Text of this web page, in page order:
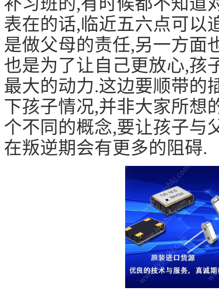
表在的话,临近五六点可以
是做父母的责任,另一方面
也是为了让自己更放心,孩
最大的动力.这边要顺带的
下孩子情况,并非大家所想
个不同的概念,要让孩子与
在叛逆期会有更多的阻碍.